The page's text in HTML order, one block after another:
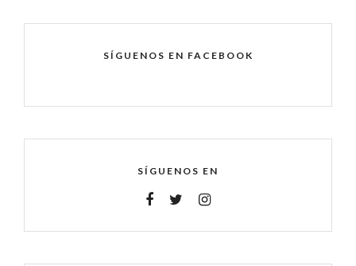
SÍGUENOS EN FACEBOOK
SÍGUENOS EN